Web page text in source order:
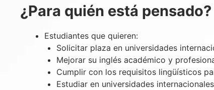
¿Para quién está pensado?
Estudiantes que quieren:
Solicitar plaza en universidades
Mejorar su inglés académico y
Cumplir con los requisitos lingüísticos
Estudiar en universidades